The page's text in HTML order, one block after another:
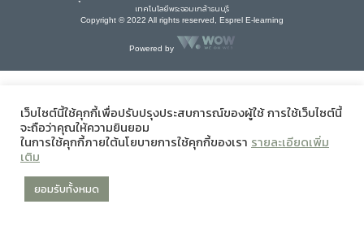
เทคโนโลยีพระจอมเกล้าธนบุรี
Copyright © 2022 All rights reserved, Esprel E-learning
Powered by
เว็บไซต์นี้ใช้คุกกี้เพื่อปรับปรุงประสบการณ์ของผู้ใช้ การใช้เว็บไซต์นี้
จะถือว่าคุณให้ความยินยอม
ในการใช้คุกกี้ภายใต้นโยบายการใช้คุกกี้ของเรา รายละเอียดเพิ่ม
เติม
ยอมรับทั้งหมด